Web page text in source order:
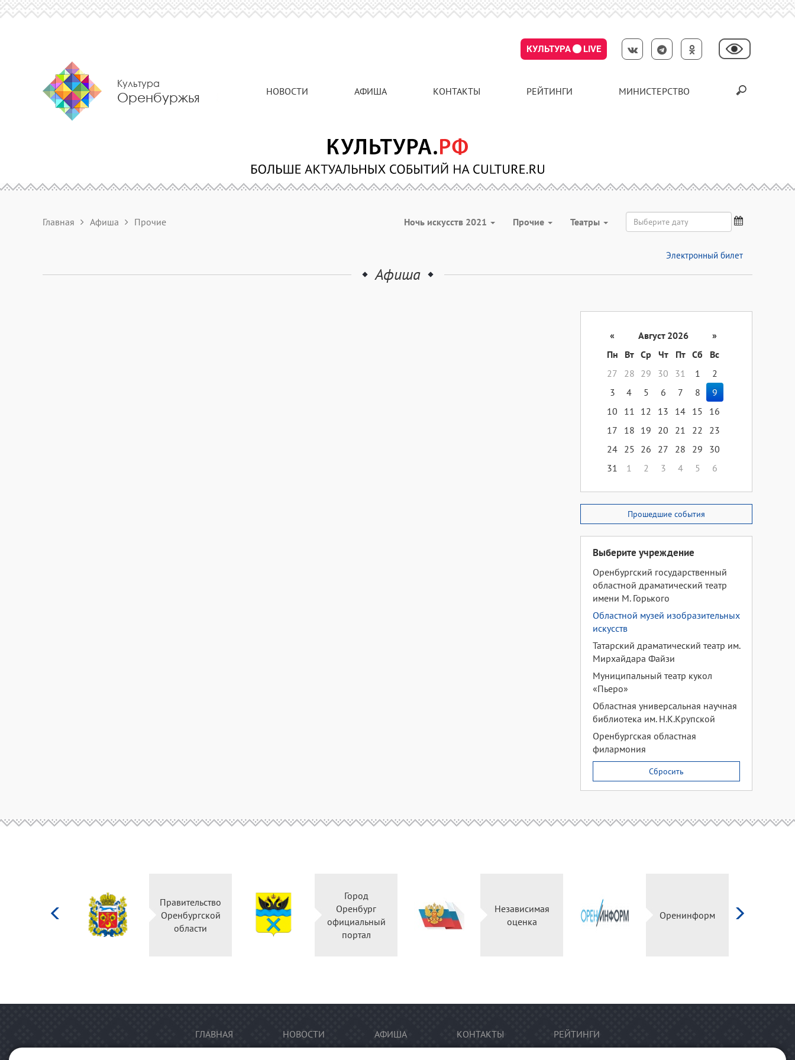
КУЛЬТУРА LIVE
Культура
Оренбуржья НОВОСТИ АФИША КОНТАКТЫ РЕЙТИНГИ МИНИСТЕРСТВО
Главная Афиша Прочие Ночь искусств 2021 Прочие Театры
Электронный билет
Афиша
« Август 2026
»
Пн
Вт Ср Чт Пт Сб
Вс
27
28 29 30 31 1
2
3
4 5 6 7 8
9
10
11 12 13 14 15
16
17
18 19 20 21 22
23
24 25 26 27 28 29
30
31
1 2 3 4 5 6
Прошедшие события
Выберите учреждение
Оренбургский государственный
областной драматический театр
имени М. Горького
Областной музей изобразительных
искусств
Татарский драматический театр им.
Мирхайдара Файзи
Муниципальный театр кукол
«Пьеро»
Областная универсальная научная
библиотека им. Н.К.Крупской
Оренбургская областная
филармония
Сбросить
Правительство
Оренбургской
области
Город
Оренбург
официальный
портал
Независимая
оценка
Оренинформ
ГЛАВНАЯ НОВОСТИ АФИША КОНТАКТЫ РЕЙТИНГИ